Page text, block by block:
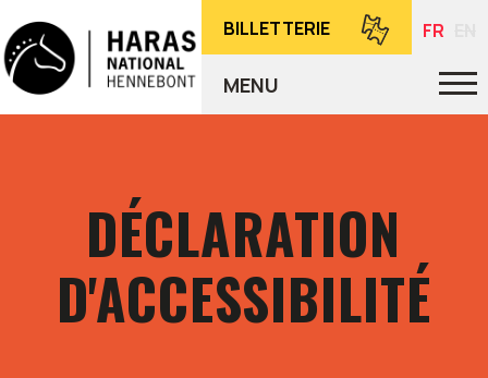
MENU
FR
BILLETTERIE
DÉCLARATION
D'ACCESSIBILITÉ